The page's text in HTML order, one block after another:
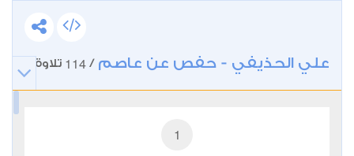
علي الحذيفي - حفص عن عاصم /
114 تلاوة
1